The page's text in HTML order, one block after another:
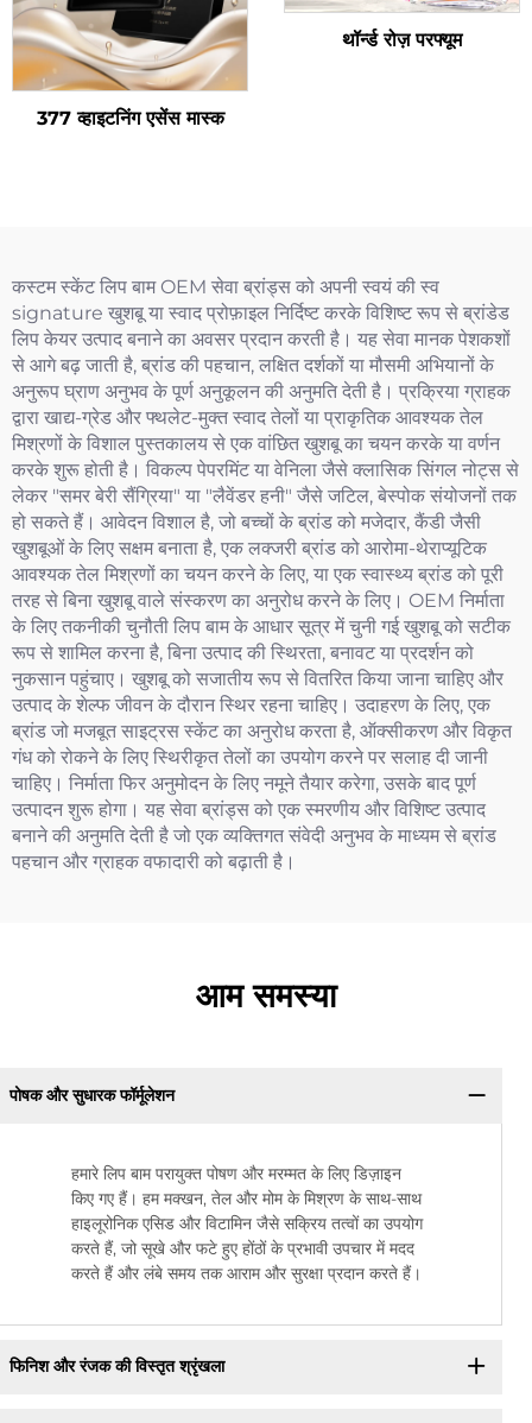
377 व्हाइटनिंग एसेंस मास्क
थॉर्न्ड रोज़ परफ्यूम
कस्टम स्केंट लिप बाम OEM सेवा ब्रांड्स को अपनी स्वयं की स्व
signature खुशबू या स्वाद प्रोफ़ाइल निर्दिष्ट करके विशिष्ट रूप से ब्रांडेड
लिप केयर उत्पाद बनाने का अवसर प्रदान करती है। यह सेवा मानक पेशकशों
से आगे बढ़ जाती है, ब्रांड की पहचान, लक्षित दर्शकों या मौसमी अभियानों के
अनुरूप घ्राण अनुभव के पूर्ण अनुकूलन की अनुमति देती है। प्रक्रिया ग्राहक
द्वारा खाद्य-ग्रेड और फ्थलेट-मुक्त स्वाद तेलों या प्राकृतिक आवश्यक तेल
मिश्रणों के विशाल पुस्तकालय से एक वांछित खुशबू का चयन करके या वर्णन
करके शुरू होती है। विकल्प पेपरमिंट या वेनिला जैसे क्लासिक सिंगल नोट्स से
लेकर "समर बेरी सैंग्रिया" या "लैवेंडर हनी" जैसे जटिल, बेस्पोक संयोजनों तक
हो सकते हैं। आवेदन विशाल है, जो बच्चों के ब्रांड को मजेदार, कैंडी जैसी
खुशबूओं के लिए सक्षम बनाता है, एक लक्जरी ब्रांड को आरोमा-थेराप्यूटिक
आवश्यक तेल मिश्रणों का चयन करने के लिए, या एक स्वास्थ्य ब्रांड को पूरी
तरह से बिना खुशबू वाले संस्करण का अनुरोध करने के लिए। OEM निर्माता
के लिए तकनीकी चुनौती लिप बाम के आधार सूत्र में चुनी गई खुशबू को सटीक
रूप से शामिल करना है, बिना उत्पाद की स्थिरता, बनावट या प्रदर्शन को
नुकसान पहुंचाए। खुशबू को सजातीय रूप से वितरित किया जाना चाहिए और
उत्पाद के शेल्फ जीवन के दौरान स्थिर रहना चाहिए। उदाहरण के लिए, एक
ब्रांड जो मजबूत साइट्रस स्केंट का अनुरोध करता है, ऑक्सीकरण और विकृत
गंध को रोकने के लिए स्थिरीकृत तेलों का उपयोग करने पर सलाह दी जानी
चाहिए। निर्माता फिर अनुमोदन के लिए नमूने तैयार करेगा, उसके बाद पूर्ण
उत्पादन शुरू होगा। यह सेवा ब्रांड्स को एक स्मरणीय और विशिष्ट उत्पाद
बनाने की अनुमति देती है जो एक व्यक्तिगत संवेदी अनुभव के माध्यम से ब्रांड
पहचान और ग्राहक वफादारी को बढ़ाती है।
आम समस्या
पोषक और सुधारक फॉर्मूलेशन
हमारे लिप बाम परायुक्त पोषण और मरम्मत के लिए डिज़ाइन
किए गए हैं। हम मक्खन, तेल और मोम के मिश्रण के साथ-साथ
हाइलूरोनिक एसिड और विटामिन जैसे सक्रिय तत्वों का उपयोग
करते हैं, जो सूखे और फटे हुए होंठों के प्रभावी उपचार में मदद
करते हैं और लंबे समय तक आराम और सुरक्षा प्रदान करते हैं।
फिनिश और रंजक की विस्तृत श्रृंखला